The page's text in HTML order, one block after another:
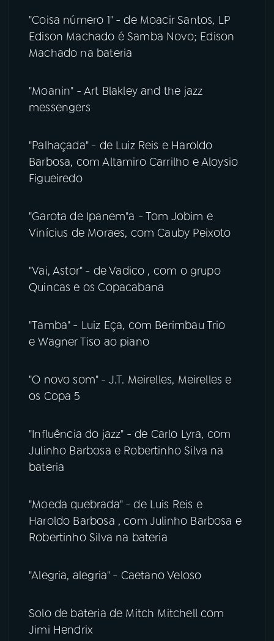
"Coisa número 1" - de Moacir Santos, LP
Edison Machado é Samba Novo; Edison
Machado na bateria
"Moanin" - Art Blakley and the jazz
messengers
"Palhaçada" - de Luiz Reis e Haroldo
Barbosa, com Altamiro Carrilho e Aloysio
Figueiredo
"Garota de Ipanem"a - Tom Jobim e
Vinícius de Moraes, com Cauby Peixoto
"Vai, Astor" - de Vadico , com o grupo
Quincas e os Copacabana
"Tamba" - Luiz Eça, com Berimbau Trio
e Wagner Tiso ao piano
"O novo som" - J.T. Meirelles, Meirelles e
os Copa 5
"Influência do jazz" - de Carlo Lyra, com
Julinho Barbosa e Robertinho Silva na
bateria
"Moeda quebrada" - de Luis Reis e
Haroldo Barbosa , com Julinho Barbosa e
Robertinho Silva na bateria
"Alegria, alegria" - Caetano Veloso
Solo de bateria de Mitch Mitchell com
Jimi Hendrix